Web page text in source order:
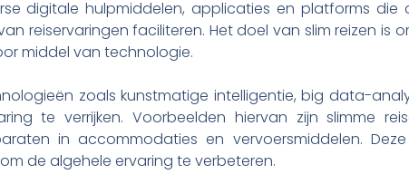
digitale hulpmiddelen, applicaties en platforms die
reiservaringen faciliteren. Het doel van slim reizen is
middel van technologie.
zoals kunstmatige intelligentie, big data-
te verrijken. Voorbeelden hiervan zijn slimme
in accommodaties en vervoersmiddelen.
de algehele ervaring te verbeteren.